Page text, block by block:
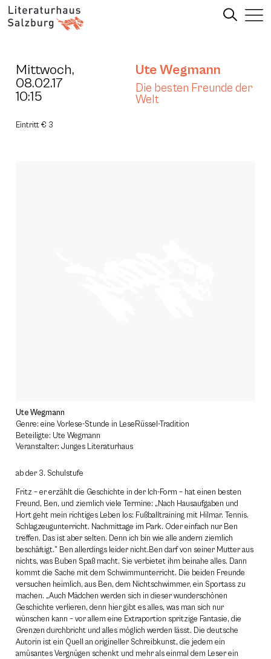
Mittwoch,
08.02.17
10:15
Ute Wegmann
Die besten Freunde der
Welt
Eintritt € 3
Ute Wegmann
Genre: eine Vorlese-Stunde in LeseRüssel-Tradition
Beteiligte: Ute Wegmann
Veranstalter: Junges Literaturhaus
ab der 3. Schulstufe
Fritz – er erzählt die Geschichte in der Ich-Form – hat einen besten
Freund, Ben, und ziemlich viele Termine: „Nach Hausaufgaben und
Hort geht mein richtiges Leben los: Fußballtraining mit Hilmar. Tennis.
Schlagzeugunterricht. Nachmittage im Park. Oder einfach nur Ben
treffen. Das ist aber selten. Denn ich bin wie alle andern ziemlich
beschäftigt.” Ben allerdings leider nicht.Ben darf von seiner Mutter aus
nichts, was Buben Spaß macht. Sie verbietet ihm beinahe alles. Dann
kommt die Sache mit dem Schwimmunterricht. Die beiden Freunde
versuchen heimlich, aus Ben, dem Nichtschwimmer, ein Sportass zu
machen. „Auch Mädchen werden sich in dieser wunderschönen
Geschichte verlieren, denn hier gibt es alles, was man sich nur
wünschen kann – vor allem eine Extraportion spritzige Fantasie, die
Grenzen durchbricht und alles möglich werden lässt. Die deutsche
Autorin ist ein Quell an origineller Schreibkunst, die jedem ein
amüsantes Vergnügen schenkt und mehr als einmal dem Leser ein